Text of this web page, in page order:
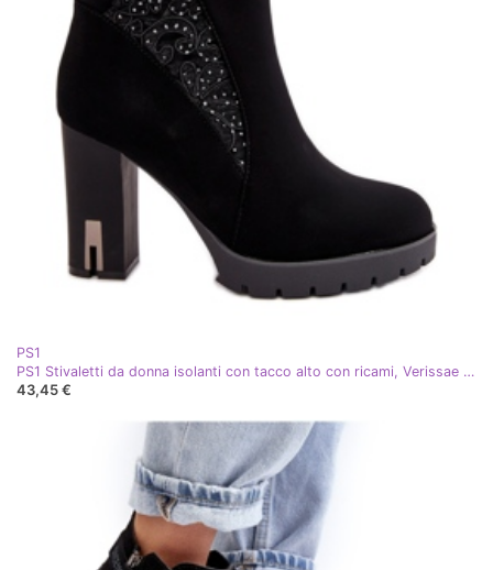
PS1
PS1 Stivaletti da donna isolanti con tacco alto con ricami, Verissae neri nero
43,45 €